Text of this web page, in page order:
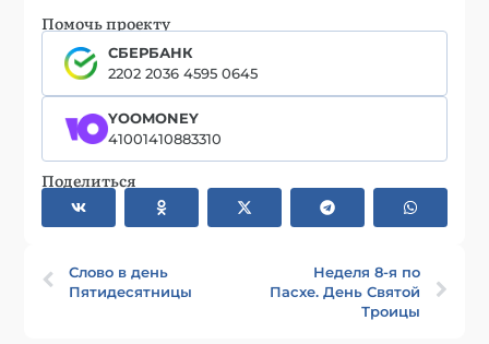
Помочь проекту
СБЕРБАНК
2202 2036 4595 0645
YOOMONEY
41001410883310
Поделиться
Слово в день
Пятидесятницы
Неделя 8-я по
Пасхе. День Святой
Троицы